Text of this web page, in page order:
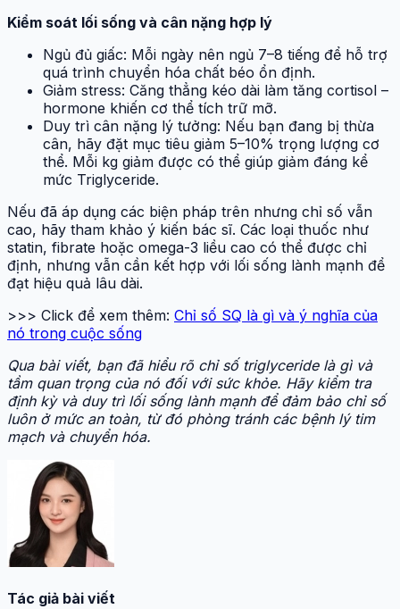
Kiểm soát lối sống và cân nặng hợp lý
Ngủ đủ giấc: Mỗi ngày nên ngủ 7–8 tiếng để hỗ trợ
quá trình chuyển hóa chất béo ổn định.
Giảm stress: Căng thẳng kéo dài làm tăng cortisol –
hormone khiến cơ thể tích trữ mỡ.
Duy trì cân nặng lý tưởng: Nếu bạn đang bị thừa
cân, hãy đặt mục tiêu giảm 5–10% trọng lượng cơ
thể. Mỗi kg giảm được có thể giúp giảm đáng kể
mức Triglyceride.
Nếu đã áp dụng các biện pháp trên nhưng chỉ số vẫn
cao, hãy tham khảo ý kiến bác sĩ. Các loại thuốc như
statin, fibrate hoặc omega-3 liều cao có thể được chỉ
định, nhưng vẫn cần kết hợp với lối sống lành mạnh để
đạt hiệu quả lâu dài.
>>> Click để xem thêm: Chỉ số SQ là gì và ý nghĩa của
nó trong cuộc sống
Qua bài viết, bạn đã hiểu rõ chỉ số triglyceride là gì và
tầm quan trọng của nó đối với sức khỏe. Hãy kiểm tra
định kỳ và duy trì lối sống lành mạnh để đảm bảo chỉ số
luôn ở mức an toàn, từ đó phòng tránh các bệnh lý tim
mạch và chuyển hóa.
Tác giả bài viết